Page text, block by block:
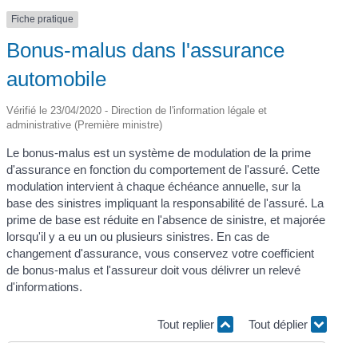
Fiche pratique
Bonus-malus dans l'assurance
automobile
Vérifié le 23/04/2020 - Direction de l'information légale et
administrative (Première ministre)
Le bonus-malus est un système de modulation de la prime
d'assurance en fonction du comportement de l'assuré. Cette
modulation intervient à chaque échéance annuelle, sur la
base des sinistres impliquant la responsabilité de l'assuré. La
prime de base est réduite en l'absence de sinistre, et majorée
lorsqu'il y a eu un ou plusieurs sinistres. En cas de
changement d'assurance, vous conservez votre coefficient
de bonus-malus et l'assureur doit vous délivrer un relevé
d'informations.
Tout replier Tout déplier